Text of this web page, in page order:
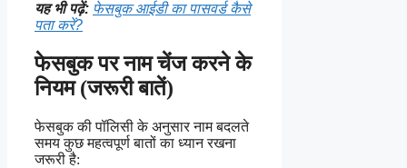
यह भी पढ़ें: फेसबुक आईडी का पासवर्ड कैसे
पता करें?
फेसबुक पर नाम चेंज करने के
नियम (जरूरी बातें)
फेसबुक की पॉलिसी के अनुसार नाम बदलते
समय कुछ महत्वपूर्ण बातों का ध्यान रखना
जरूरी है: